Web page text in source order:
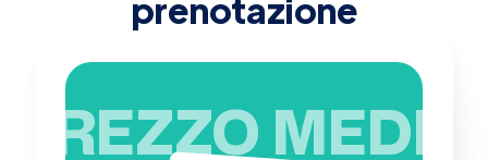
prenotazione
PREZZO MEDIO